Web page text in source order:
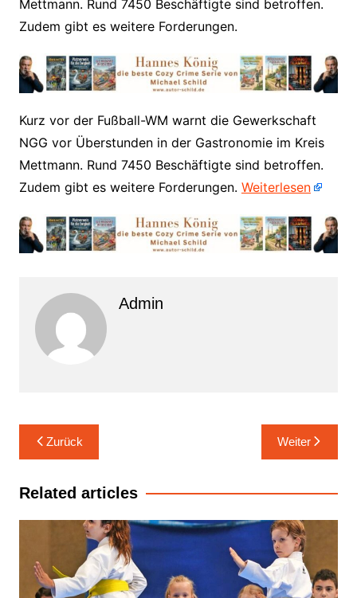
Mettmann. Rund 7450 Beschäftigte sind betroffen.
Zudem gibt es weitere Forderungen.
​Kurz vor der Fußball-WM warnt die Gewerkschaft
NGG vor Überstunden in der Gastronomie im Kreis
Mettmann. Rund 7450 Beschäftigte sind betroffen.
Zudem gibt es weitere Forderungen. Weiterlesen
Admin
Beitrags-
Navigation
Zurück Weiter
Related articles